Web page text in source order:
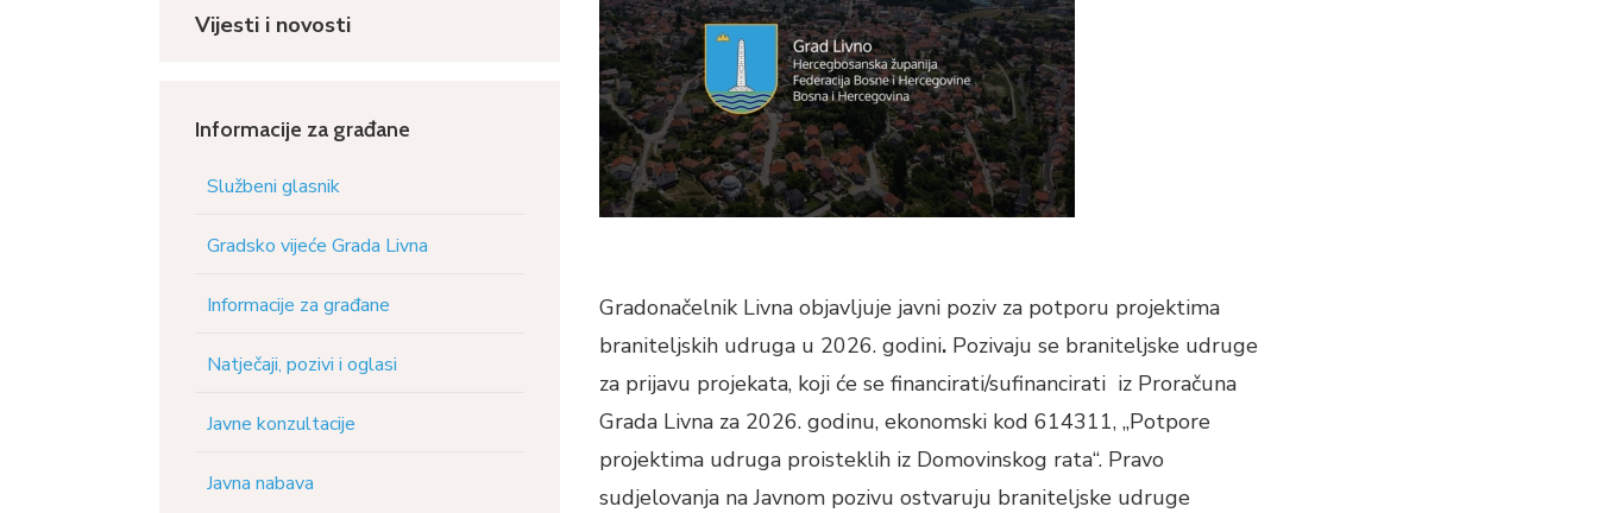
Vijesti i novosti
Informacije za građane
Službeni glasnik
Gradsko vijeće Grada Livna
Informacije za građane
Natječaji, pozivi i oglasi
Javne konzultacije
Javna nabava
Gradonačelnik Livna objavljuje javni poziv za potporu projektima
braniteljskih udruga u 2026. godini. Pozivaju se braniteljske udruge
za prijavu projekata, koji će se financirati/sufinancirati iz Proračuna
Grada Livna za 2026. godinu, ekonomski kod 614311, „Potpore
projektima udruga proisteklih iz Domovinskog rata“. Pravo
sudjelovanja na Javnom pozivu ostvaruju braniteljske udruge